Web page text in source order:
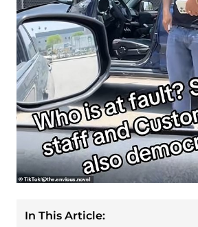
In This Article: